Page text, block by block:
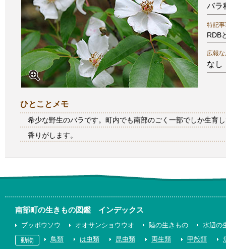
バラ
特記
RDB
広報
なし
ひとことメモ
希少な野生のバラです。町内でも南部のごく一部でしか生育
香りがします。
南部町の生きもの図鑑 インデックス
ブッポウソウ オオサンショウウオ 陸の生きもの
水辺の
動物
鳥類 は虫類 昆虫類 両生類 甲殻類